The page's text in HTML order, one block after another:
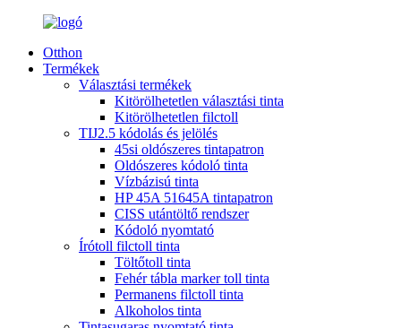
Otthon
Termékek
Választási termékek
Kitörölhetetlen választási tinta
Kitörölhetetlen filctoll
TIJ2.5 kódolás és jelölés
45si oldószeres tintapatron
Oldószeres kódoló tinta
Vízbázisú tinta
HP 45A 51645A tintapatron
CISS utántöltő rendszer
Kódoló nyomtató
Írótoll filctoll tinta
Töltőtoll tinta
Fehér tábla marker toll tinta
Permanens filctoll tinta
Alkoholos tinta